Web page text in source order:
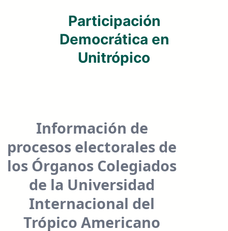
Participación
Democrática en
Unitrópico
Información de
procesos electorales de
los Órganos Colegiados
de la Universidad
Internacional del
Trópico Americano